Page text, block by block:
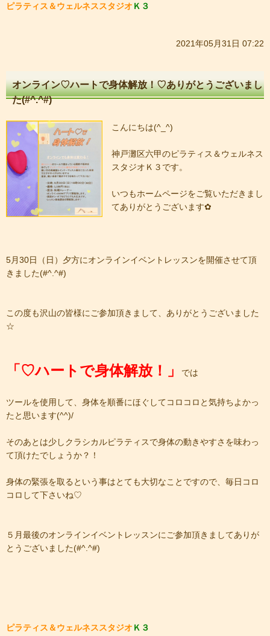
ピラティス＆ウェルネススタジオ Ｋ３
2021年05月31日 07:22
オンライン♡ハートで身体解放！♡ありがとうございまし
た(#^.^#)
こんにちは(^_^)
神戸灘区六甲のピラティス＆ウェルネス
スタジオＫ３です。
いつもホームページをご覧いただきまし
てありがとうございます✿
5月30日（日）夕方にオンラインイベントレッスンを開催させて頂
きました(#^.^#)
この度も沢山の皆様にご参加頂きまして、ありがとうございました
☆
「♡ハートで身体解放！」 では
ツールを使用して、身体を順番にほぐしてコロコロと気持ちよかっ
たと思います(^^)/
そのあとは少しクラシカルピラティスで身体の動きやすさを味わっ
て頂けたでしょうか？！
身体の緊張を取るという事はとても大切なことですので、毎日コロ
コロして下さいね♡
５月最後のオンラインイベントレッスンにご参加頂きましてありが
とうございました(#^.^#)
ピラティス＆ウェルネススタジオ Ｋ３